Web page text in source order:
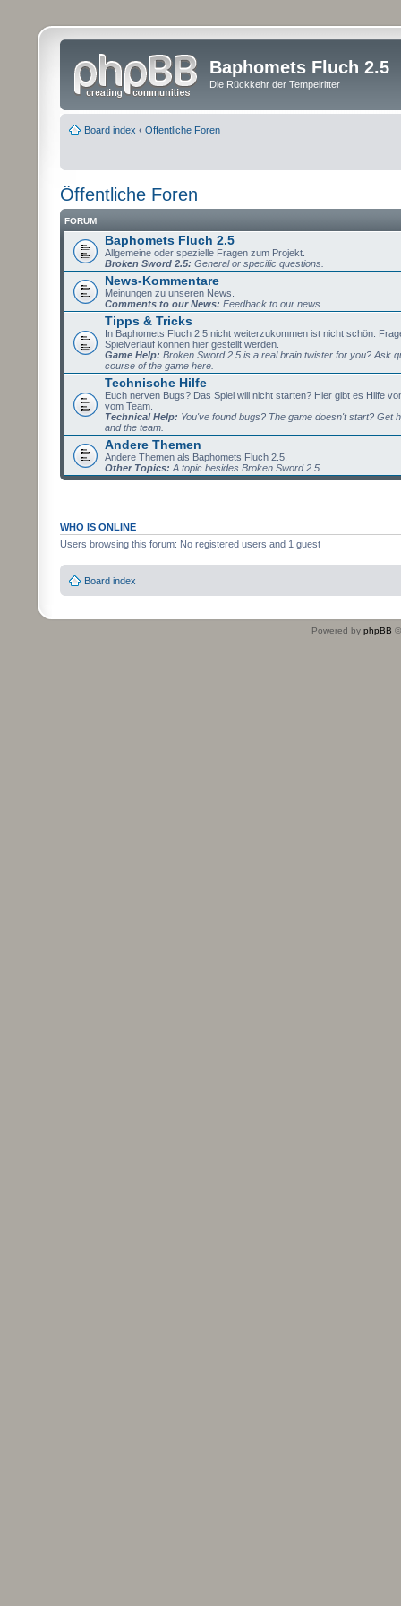
Baphomets Fluch 2.5
Die Rückkehr der Tempelritter
Board index ‹ Öffentliche Foren
Öffentliche Foren
FORUM
Baphomets Fluch 2.5
Allgemeine oder spezielle Fragen zum Projekt.
Broken Sword 2.5: General or specific questions.
News-Kommentare
Meinungen zu unseren News.
Comments to our News: Feedback to our news.
Tipps & Tricks
In Baphomets Fluch 2.5 nicht weiterzukommen ist nicht schön.
Spielverlauf können hier gestellt werden.
Game Help: Broken Sword 2.5 is a real brain twister for you? Ask
course of the game here.
Technische Hilfe
Euch nerven Bugs? Das Spiel will nicht starten? Hier gibt es Hilfe
vom Team.
Technical Help: You've found bugs? The game doesn't start? Get
and the team.
Andere Themen
Andere Themen als Baphomets Fluch 2.5.
Other Topics: A topic besides Broken Sword 2.5.
WHO IS ONLINE
Users browsing this forum: No registered users and 1 guest
Board index
Powered by phpBB